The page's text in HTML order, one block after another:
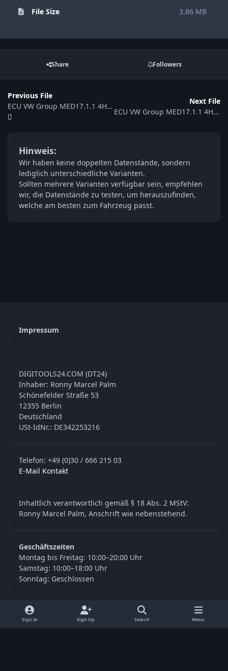
File Size 3.86 MB
Share Followers
Previous File
ECU VW Group MED17.1.1 4H0907557E 012167
Next File
ECU VW Group MED17.1.1 4H0907557D 014520
Hinweis:
Wir haben keine doppelten Datenstände, sondern
lediglich unterschiedliche Varianten.
Sollten mehrere Varianten verfügbar sein, empfehlen
wir, die Datenstände zu testen, um herauszufinden,
welche am besten zum Fahrzeug passt.
Impressum
DIGITOOLS24.COM (DT24)
Inhaber: Ronny Marcel Palm
Schönefelder Straße 53
12355 Berlin
Deutschland
USt-IdNr.: DE342253216
Telefon: +49 (0)30 / 666 215 03
E-Mail Kontakt
Inhaltlich verantwortlich gemäß § 18 Abs. 2 MStV:
Ronny Marcel Palm, Anschrift wie nebenstehend.
Geschäftszeiten
Montag bis Freitag: 10:00–20:00 Uhr
Samstag: 10:00–18:00 Uhr
Sonntag: Geschlossen
o
f
a
Sign In Sign Up Search Menu